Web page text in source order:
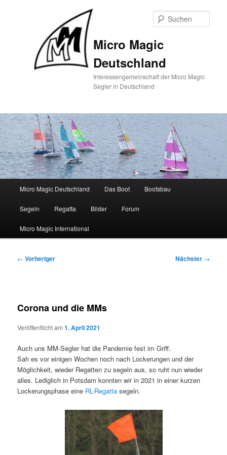
Micro Magic
Deutschland
Interessengemeinschaft der Micro Magic
Segler in Deutschland
Micro Magic Deutschland Das Boot Bootsbau
Segeln Regatta Bilder Forum
Micro Magic International
Beitragsnavigation
← Vorheriger Nächster →
Corona und die MMs
Veröffentlicht am1. April 2021
Auch uns MM-Segler hat die Pandemie fest im Griff.
Sah es vor einigen Wochen noch nach Lockerungen und der
Möglichkeit, wieder Regatten zu segeln aus, so ruht nun wieder
alles. Lediglich in Potsdam konnten wir in 2021 in einer kurzen
Lockerungsphase eine RL-Regatta segeln.